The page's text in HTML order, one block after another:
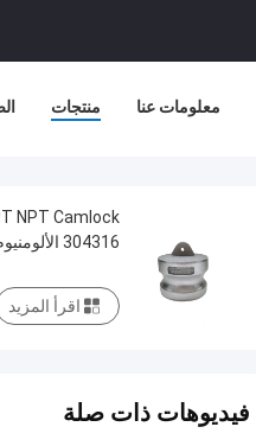
منتجات معلومات عنا
304316 الألومنيوم
اقرأ المزيد
فيديوهات ذات صلة